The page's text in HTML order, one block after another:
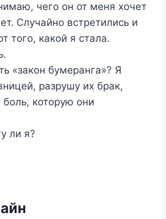
чего он от меня хочет
Случайно встретились и
того, какой я стала.
«закон бумеранга»? Я
разрушу их брак,
которую они
ли я?